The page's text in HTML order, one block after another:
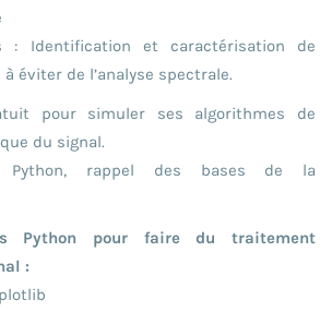
: Identification et caractérisation de
éviter de l’analyse spectrale.
pour simuler ses algorithmes de
du signal.
Python, rappel des bases de la
Python pour faire du traitement
: